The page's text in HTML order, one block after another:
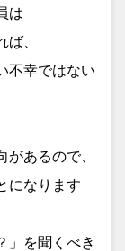
は
ば、
不幸ではない
あるので、
になります
」を聞くべき